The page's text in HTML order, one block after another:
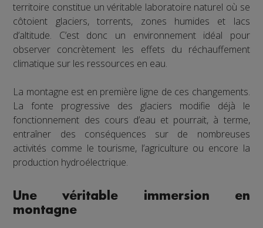
territoire constitue un véritable laboratoire naturel où se
côtoient glaciers, torrents, zones humides et lacs
d’altitude. C’est donc un environnement idéal pour
observer concrètement les effets du réchauffement
climatique sur les ressources en eau.
La montagne est en première ligne de ces changements.
La fonte progressive des glaciers modifie déjà le
fonctionnement des cours d’eau et pourrait, à terme,
entraîner des conséquences sur de nombreuses
activités comme le tourisme, l’agriculture ou encore la
production hydroélectrique.
Une véritable immersion en
montagne